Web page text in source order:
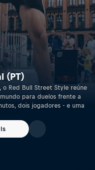
(PT)
o Red Bull Street Style reúne
para duelos frente a
dois jogadores - e uma